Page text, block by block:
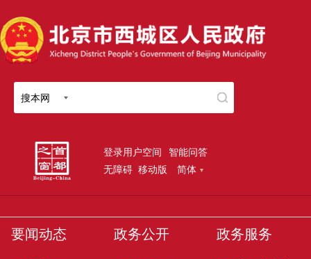
搜本网
登录用户空间 智能问答
无障碍 移动版 简体
要闻动态 政务公开 政务服务